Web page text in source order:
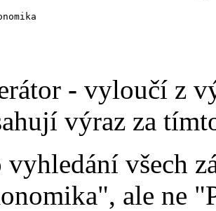
- vyloučí z
výraz za
vyhledání všech
ale ne